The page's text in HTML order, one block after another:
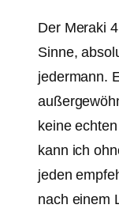
Der Meraki
Sinne,
jedermann.
keine
kann ich
jeden
nach einem